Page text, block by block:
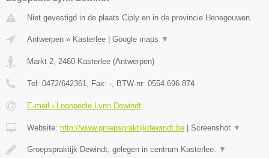
Niet gevestigd in de plaats Ciply en in de provincie Henegouwen.
Antwerpen » Kasterlee | Google maps ▼
Markt 2 2460 Kasterlee (Antwerpen)
Tel: 0472/642361 , Fax: - , BTW-nr: 0554.696.874
E-mail › Logopedie Lynn Dewindt
Website: http://www.groepspraktijkdewindt.be | Screenshot ▼
Groepspraktijk Dewindt, gelegen in centrum Kasterlee. ▼